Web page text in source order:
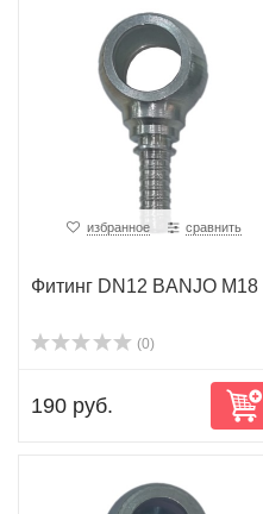
избранное сравнить
Фитинг DN12 BANJO M18
(0)
190 руб.